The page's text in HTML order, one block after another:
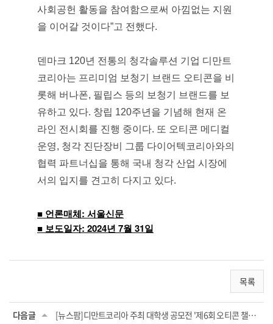
사회공헌 활동을 참여함으로써 아낌없는 지원
을 이어갈 것이다”고 전했다.
덴마크 120년 전통의 청각솔루션 기업 디만트
코리아는 프리미엄 보청기 브랜드 오티콘을 비
롯해 버나폰, 필립스 등의 보청기 브랜드를 보
유하고 있다. 창립 120주년을 기념해 현재 온
라인 전시회를 진행 중이다. 또 오티콘 메디컬
운영, 청각 진단장비 그룹 다이어텍코리아와의
협력 파트너십을 통해 국내 청각 산업 시장에
서의 입지를 견고히 다지고 있다.
■ 언론매체: 서울신문
■ 보도일자: 2024년 7월 31일
목록
다음글 [뉴스팜]디만트코리아 주최 대학생 공모전 '제6회 오티콘 챌린지' 성료